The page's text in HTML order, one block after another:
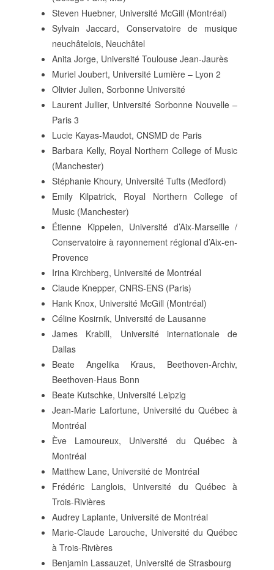
Steven Huebner, Université McGill (Montréal)
Sylvain Jaccard, Conservatoire de musique
neuchâtelois, Neuchâtel
Anita Jorge, Université Toulouse Jean-Jaurès
Muriel Joubert, Université Lumière – Lyon 2
Olivier Julien, Sorbonne Université
Laurent Jullier, Université Sorbonne Nouvelle –
Paris 3
Lucie Kayas-Maudot, CNSMD de Paris
Barbara Kelly, Royal Northern College of Music
(Manchester)
Stéphanie Khoury, Université Tufts (Medford)
Emily Kilpatrick, Royal Northern College of
Music (Manchester)
Étienne Kippelen, Université d’Aix-Marseille /
Conservatoire à rayonnement régional d’Aix-en-
Provence
Irina Kirchberg, Université de Montréal
Claude Knepper, CNRS-ENS (Paris)
Hank Knox, Université McGill (Montréal)
Céline Kosirnik, Université de Lausanne
James Krabill, Université internationale de
Dallas
Beate Angelika Kraus, Beethoven-Archiv,
Beethoven-Haus Bonn
Beate Kutschke, Université Leipzig
Jean-Marie Lafortune, Université du Québec à
Montréal
Ève Lamoureux, Université du Québec à
Montréal
Matthew Lane, Université de Montréal
Frédéric Langlois, Université du Québec à
Trois-Rivières
Audrey Laplante, Université de Montréal
Marie-Claude Larouche, Université du Québec
à Trois-Rivières
Benjamin Lassauzet, Université de Strasbourg